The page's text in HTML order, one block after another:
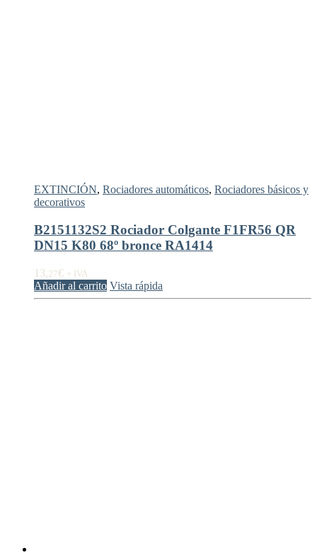
EXTINCIÓN, Rociadores automáticos, Rociadores básicos y
decorativos
B2151132S2 Rociador Colgante F1FR56 QR
DN15 K80 68º bronce RA1414
13,27€ + IVA
Añadir al carrito Vista rápida